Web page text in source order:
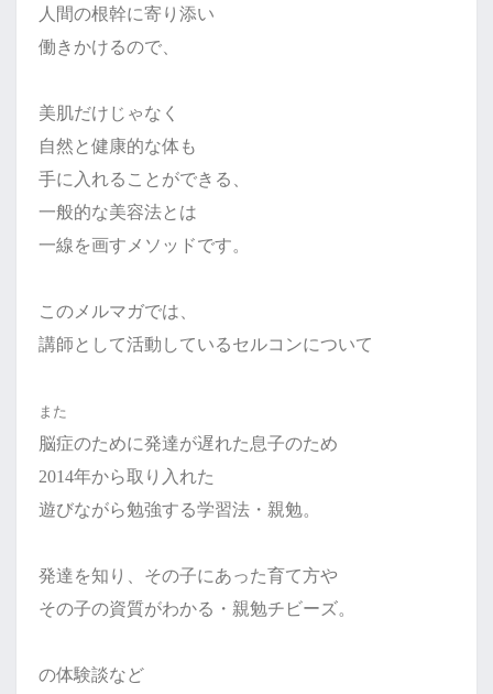
人間の根幹に寄り添い
働きかけるので、
美肌だけじゃなく
自然と健康的な体も
手に入れることができる、
一般的な美容法とは
一線を画すメソッドです。
このメルマガでは、
講師として活動しているセルコンについて
また
脳症のために発達が遅れた息子のため
2014年から取り入れた
遊びながら勉強する学習法・親勉。
発達を知り、その子にあった育て方や
その子の資質がわかる・親勉チビーズ。
の体験談など